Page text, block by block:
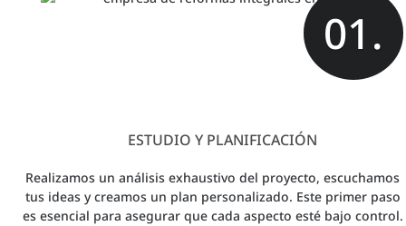
01.
ESTUDIO Y PLANIFICACIÓN
Realizamos un análisis exhaustivo del proyecto, escuchamos
tus ideas y creamos un plan personalizado. Este primer paso
es esencial para asegurar que cada aspecto esté bajo control.